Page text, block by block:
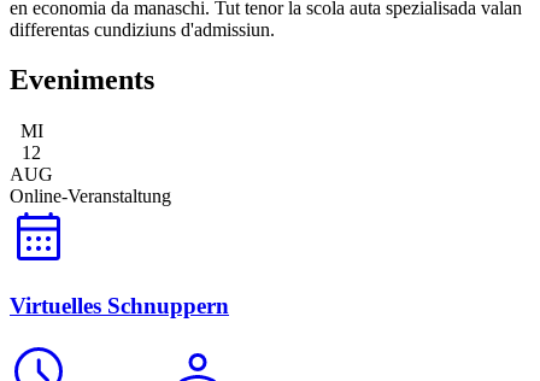
en economia da manaschi. Tut tenor la scola auta spezialisada valan
differentas cundiziuns d'admissiun.
Eveniments
MI
12
AUG
Online-Veranstaltung
Virtuelles Schnuppern